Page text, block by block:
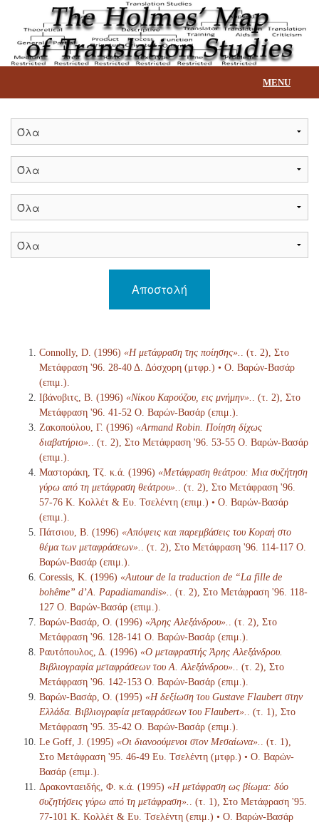
MENU
Αρχική
Τίτλοι
Επικοινωνία
Αποστολή
Connolly, D. (1996) «Η μετάφραση της ποίησης».
. (τ. 2), Στο
Μετάφραση '96. 28-40 Δ. Δόσχορη (μτφρ.) • Ο. Βαρών-Βασάρ
(επιμ.).
Ιβάνοβιτς, Β. (1996) «Νίκου Καρούζου, εις μνήμην».
. (τ. 2), Στο
Μετάφραση '96. 41-52 Ο. Βαρών-Βασάρ (επιμ.).
Ζακοπούλου, Γ. (1996) «Armand Robin. Ποίηση δίχως
διαβατήριο».
. (τ. 2), Στο Μετάφραση '96. 53-55 Ο. Βαρών-Βασάρ
(επιμ.).
Μαστοράκη, Τζ. κ.ά. (1996) «Μετάφραση θεάτρου: Μια συζήτηση
γύρω από τη μετάφραση θεάτρου».
. (τ. 2), Στο Μετάφραση '96.
57-76 Κ. Κολλέτ & Ευ. Τσελέντη (επιμ.) • Ο. Βαρών-Βασάρ
(επιμ.).
Πάτσιου, Β. (1996) «Απόψεις και παρεμβάσεις του Κοραή στο
θέμα των μεταφράσεων».
. (τ. 2), Στο Μετάφραση '96. 114-117 Ο.
Βαρών-Βασάρ (επιμ.).
Coressis, Κ. (1996) «Autour de la traduction de “La fille de
bohême” d’A. Papadiamandis».
. (τ. 2), Στο Μετάφραση '96. 118-
127 Ο. Βαρών-Βασάρ (επιμ.).
Βαρών-Βασάρ, Ο. (1996) «Άρης Αλεξάνδρου».
. (τ. 2), Στο
Μετάφραση '96. 128-141 Ο. Βαρών-Βασάρ (επιμ.).
Ραυτόπουλος, Δ. (1996) «Ο μεταφραστής Άρης Αλεξάνδρου.
Βιβλιογραφία μεταφράσεων του Α. Αλεξάνδρου».
. (τ. 2), Στο
Μετάφραση '96. 142-153 Ο. Βαρών-Βασάρ (επιμ.).
Βαρών-Βασάρ, Ο. (1995) «Η δεξίωση του Gustave Flaubert στην
Ελλάδα. Βιβλιογραφία μεταφράσεων του Flaubert».
. (τ. 1), Στο
Μετάφραση '95. 35-42 Ο. Βαρών-Βασάρ (επιμ.).
Le Goff, J. (1995) «Οι διανοούμενοι στον Μεσαίωνα».
. (τ. 1),
Στο Μετάφραση '95. 46-49 Ευ. Τσελέντη (μτφρ.) • Ο. Βαρών-
Βασάρ (επιμ.).
Δρακονταειδής, Φ. κ.ά. (1995) «Η μετάφραση ως βίωμα: δύο
συζητήσεις γύρω από τη μετάφραση».
. (τ. 1), Στο Μετάφραση '95.
77-101 Κ. Κολλέτ & Ευ. Τσελέντη (επιμ.) • Ο. Βαρών-Βασάρ